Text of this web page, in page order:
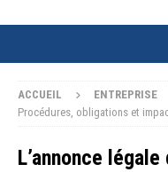
ACCUEIL ENTREPRISE
Procédures, obligations et
L’annonce